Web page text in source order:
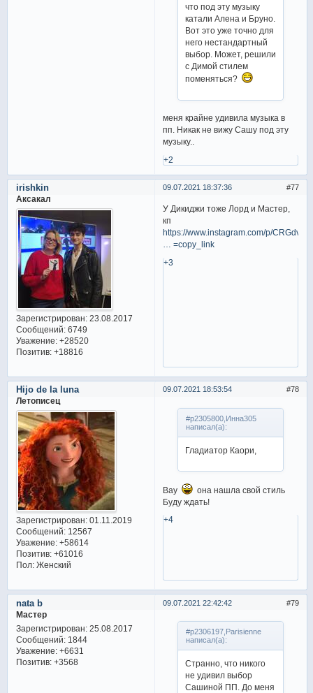
что под эту музыку
катали Алена и Бруно.
Вот это уже точно для
него нестандартный
выбор. Может, решили
с Димой стилем
поменяться?
меня крайне удивила музыка в
пп. Никак не вижу Сашу под эту
музыку..
+2
77
09.07.2021 18:37:36
irishkin
Аксакал
Зарегистрирован: 23.08.2017
Сообщений:6749
Уважение: +28520
Позитив: +18816
У Дикиджи тоже Лорд и Мастер,
кп
https://www.instagram.com/p/
… =copy_link
+3
78
09.07.2021 18:53:54
Hijo de la luna
Летописец
Зарегистрирован: 01.11.2019
Сообщений:12567
Уважение: +58614
Позитив: +61016
Пол:Женский
#p2305800,Инна305
написал(а):
Гладиатор Каори,
Вау
она нашла свой стиль
Буду ждать!
+4
79
09.07.2021 22:42:42
nata b
Мастер
Зарегистрирован: 25.08.2017
Сообщений:1844
Уважение: +6631
Позитив: +3568
#p2306197,Parisienne
написал(а):
Странно, что никого
не удивил выбор
Сашиной ПП. До меня